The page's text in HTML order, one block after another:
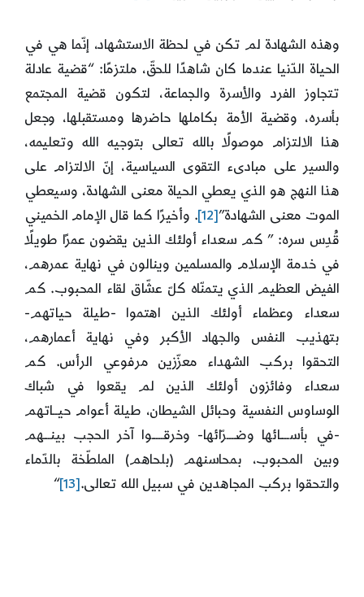
وهذه الشهادة لم تكن في لحظة الاستشهاد، إنّما هي في
الحياة الدّنيا عندما كان شاهدًا للحقّ، ملتزمًا: “قضية عادلة
تتجاوز الفرد والأسرة والجماعة، لتكون قضية المجتمع
بأسره، وقضية الأمة بكاملها حاضرها ومستقبلها، وجعل
هذا الالتزام موصولًا بالله تعالى بتوجيه الله وتعليمه،
والسير على مبادىء التقوى السياسية، إنّ الالتزام على
هذا النهج هو الذي يعطي الحياة معنى الشهادة، وسيعطي
الموت معنى الشهادة”[12]
. وأخيرًا كما قال الإمام الخميني
قُدِس سره: ” كم سعداء أولئك الذين يقضون عمرًا طويلًا
في خدمة الإسلام والمسلمين وينالون في نهاية عمرهم،
الفيض العظيم الذي يتمنّاه كلّ عشّاق لقاء المحبوب. كم
سعداء وعظماء أولئك الذين اهتموا -طيلة حياتهم-
بتهذيب النفس والجهاد الأكبر وفي نهاية أعمارهم،
التحقوا بركب الشهداء معزّزين مرفوعي الرأس. كم
سعداء وفائزون أولئك الذين لم يقعوا في شباك
الوساوس النفسية وحبائل الشيطان، طيلة أعوام حيــاتهم
-في بأســــائها وضــــرّائها- وخرقـــــوا آخر الحجب بينـــهم
وبين المحبوب، بمحاسنهم (بلحاهم) الملطّخة بالدّماء
والتحقوا بركب المجاهدين في سبيل الله تعالى.[13]
“